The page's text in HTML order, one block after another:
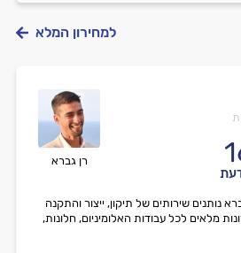
למחירון המלא
רן גברא
נותנים שירותים של תיקון, ייצור והתקנה
מלאים לכל עבודות האלומיניום, חלונות,